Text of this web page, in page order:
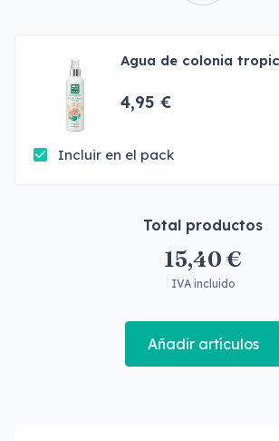
Agua de colonia
4,95 €
Incluir en el pack
Total productos
15,40 €
IVA incluido
Añadir artículos